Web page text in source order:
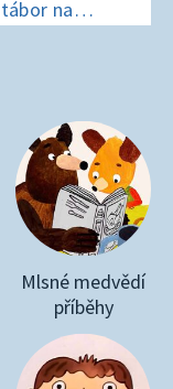
na
Mlsné medvědí
příběhy